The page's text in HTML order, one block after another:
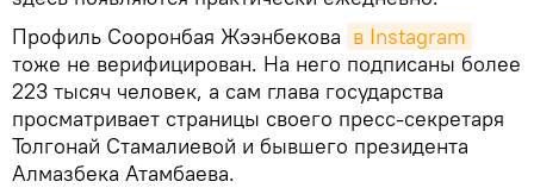
Профиль Сооронбая Жээнбекова в Instagram
тоже не верифицирован. На него подписаны более
223 тысяч человек, а сам глава государства
просматривает страницы своего пресс-секретаря
Толгонай Стамалиевой и бывшего президента
Алмазбека Атамбаева.